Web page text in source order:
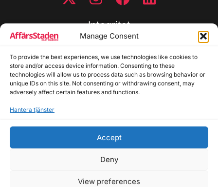
Manage Consent
To provide the best experiences, we use technologies like cookies to
store and/or access device information. Consenting to these
technologies will allow us to process data such as browsing behavior or
unique IDs on this site. Not consenting or withdrawing consent, may
adversely affect certain features and functions.
Hantera tjänster
Accept
Deny
View preferences
Integritet
Cookiepolicy
Disclaimer
Redaktionell policy
Utgivarinformation
Allmänna frågor: info@affarsstaden.se | Tipsa
annons@affarsstaden.se
© 2026 Affärsstaden.se | 2025 Alla rättigheter